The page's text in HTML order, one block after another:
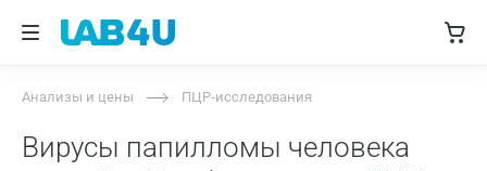
Анализы и цены ПЦР-исследования
Вирусы папилломы человека